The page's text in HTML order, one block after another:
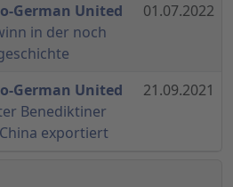
German United
in der noch
01.07.2022
German United
Benediktiner
exportiert
21.09.2021